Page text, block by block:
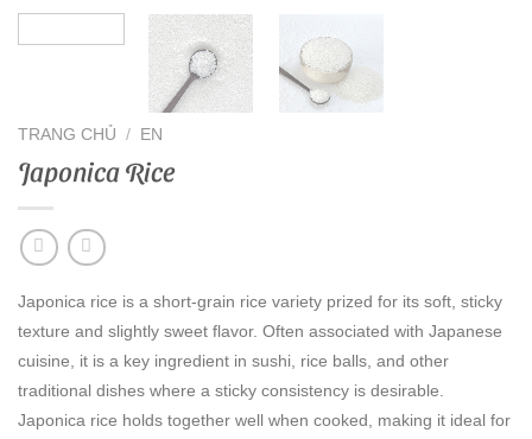
TRANG CHỦ / EN
Japonica Rice
Japonica rice is a short-grain rice variety prized for its soft, sticky
texture and slightly sweet flavor. Often associated with Japanese
cuisine, it is a key ingredient in sushi, rice balls, and other
traditional dishes where a sticky consistency is desirable.
Japonica rice holds together well when cooked, making it ideal for